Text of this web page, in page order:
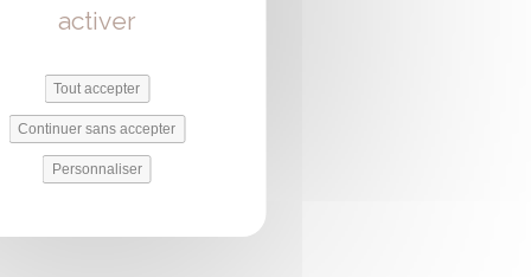
activer
Tout accepter
Continuer sans accepter
Personnaliser